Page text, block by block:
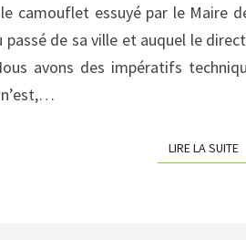
camouflet essuyé par le Maire
de sa ville et auquel le
avons des impératifs
LIRE LA SUITE